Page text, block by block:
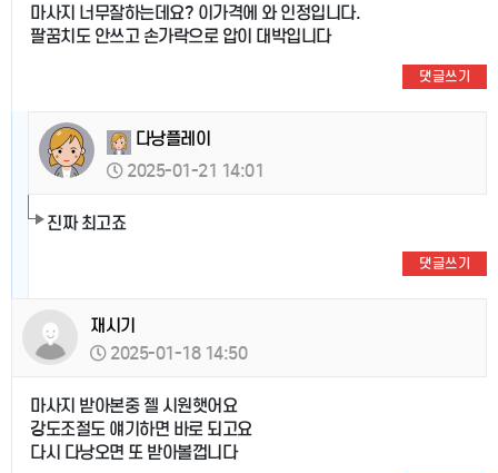
마사지 너무잘하는데요? 이가격에 와 인정입니다.
팔꿈치도 안쓰고 손가락으로 압이 대박입니다
댓글쓰기
다낭플레이
2025-01-21 14:01
진짜 최고죠
댓글쓰기
재시기
2025-01-18 14:50
마사지 받아본중 젤 시원햇어요
강도조절도 얘기하면 바로 되고요
다시 다낭오면 또 받아볼껍니다